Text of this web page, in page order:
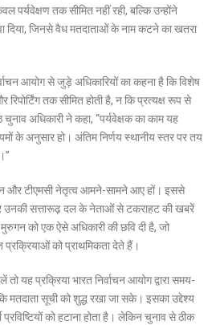
पर्यवेक्षण तक सीमित नहीं रही, बल्कि उन्होंने
दिया, जिनसे वैध मतदाताओं के नाम कटने का खतरा
आयोग से जुड़े अधिकारियों का कहना है कि विशेष
रिपोर्टिंग तक सीमित होती है, न कि प्रत्यक्ष रूप से
अधिकारी ने कहा, “पर्यवेक्षक का काम यह
के अनुसार हो। अंतिम निर्णय स्थानीय स्तर पर तय
और टीएमसी नेतृत्व आमने-सामने आए हों। इससे
उनकी सत्तारूढ़ दल के नेताओं से टकराहट की खबरें
को एक ऐसे अधिकारी की छवि दी है, जो
को प्राथमिकता देते हैं।
तो यह प्रक्रियाभारत निर्वाचन आयोगद्वारा समय-
मतदाता सूची को शुद्ध रखा जा सके। इसका उद्देश्य
को हटाना होता है। लेकिन चुनाव से ठीक